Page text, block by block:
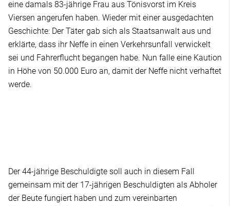
eine damals 83-jährige Frau aus Tönisvorst im Kreis
Viersen angerufen haben. Wieder mit einer ausgedachten
Geschichte: Der Täter gab sich als Staatsanwalt aus und
erklärte, dass ihr Neffe in einen Verkehrsunfall verwickelt
sei und Fahrerflucht begangen habe. Nun falle eine Kaution
in Höhe von 50.000 Euro an, damit der Neffe nicht verhaftet
werde.
Der 44-jährige Beschuldigte soll auch in diesem Fall
gemeinsam mit der 17-jährigen Beschuldigten als Abholer
der Beute fungiert haben und zum vereinbarten